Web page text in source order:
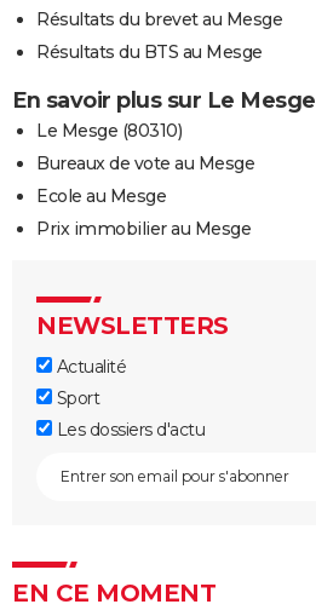
Résultats du brevet au Mesge
Résultats du BTS au Mesge
En savoir plus sur Le Mesge
Le Mesge (80310)
Bureaux de vote au Mesge
Ecole au Mesge
Prix immobilier au Mesge
NEWSLETTERS
Actualité
Sport
Les dossiers d'actu
EN CE MOMENT